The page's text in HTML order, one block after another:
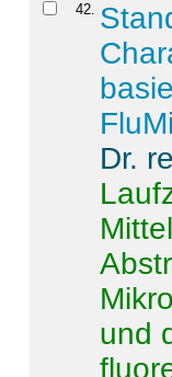
42.
Dr.
und